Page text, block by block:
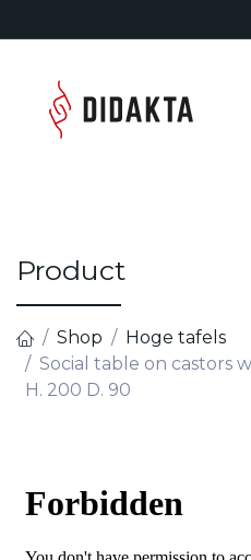
Product
Shop
Hoge tafels
Social table on castors
H. 200 D. 90